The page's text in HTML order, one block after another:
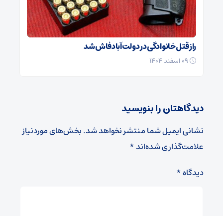
راز قتل خانوادگی در دولت‌آباد فاش شد
دیدگاهتان را بنویسید
نشانی ایمیل شما منتشر نخواهد شد.بخش‌های موردنیاز
علامت‌گذاری شده‌اند*
دیدگاه*